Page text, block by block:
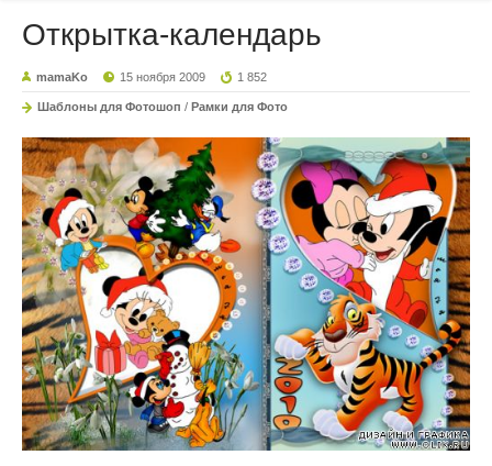
Открытка-календарь
mamaKo 15 ноября 2009 1 852
Шаблоны для Фотошоп / Рамки для Фото